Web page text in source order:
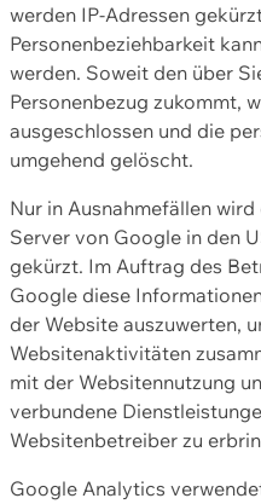
werden IP-Adressen
Personenbeziehbarkeit
werden. Soweit den über
Personenbezug zukommt,
ausgeschlossen und die
umgehend gelöscht.
Nur in Ausnahmefällen
Server von Google in den
gekürzt. Im Auftrag des
Google diese
der Website auszuwerten,
Websitenaktivitäten
mit der Websitennutzung
verbundene
Websitenbetreiber zu
Google Analytics